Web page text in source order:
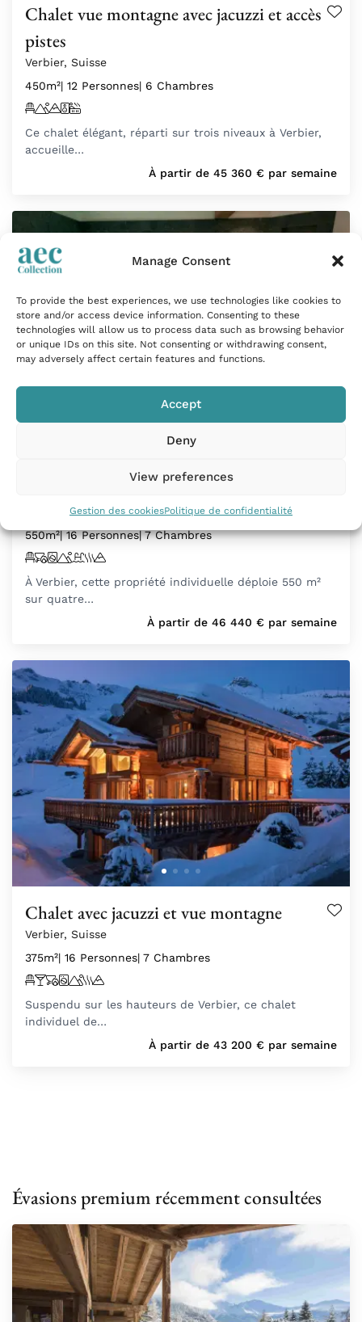
Manage Consent
To provide the best experiences, we use technologies like cookies to
store and/or access device information. Consenting to these
technologies will allow us to process data such as browsing behavior
or unique IDs on this site. Not consenting or withdrawing consent,
may adversely affect certain features and functions.
Accept
Deny
View preferences
Gestion des cookiesPolitique de confidentialité
Chalet vue montagne avec jacuzzi et accès
pistes
Verbier, Suisse
450m²| 12 Personnes| 6 Chambres
Ce chalet élégant, réparti sur trois niveaux à Verbier,
accueille…
À partir de 45 360 € par semaine
Verbier, Suisse
550m²| 16 Personnes| 7 Chambres
À Verbier, cette propriété individuelle déploie 550 m²
sur quatre…
À partir de 46 440 € par semaine
Chalet avec jacuzzi et vue montagne
Verbier, Suisse
375m²| 16 Personnes| 7 Chambres
Suspendu sur les hauteurs de Verbier, ce chalet
individuel de…
À partir de 43 200 € par semaine
Évasions premium récemment consultées